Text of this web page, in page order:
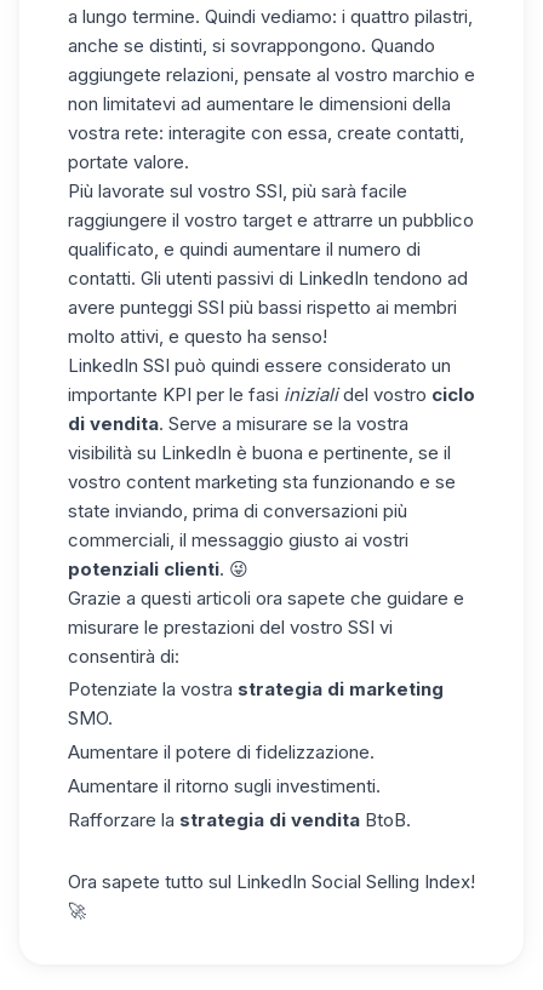
a lungo termine. Quindi vediamo: i quattro pilastri,
anche se distinti, si sovrappongono. Quando
aggiungete relazioni, pensate al vostro marchio e
non limitatevi ad aumentare le dimensioni della
vostra rete: interagite con essa, create contatti,
portate valore.
Più lavorate sul vostro SSI, più sarà facile
raggiungere il vostro target e attrarre un pubblico
qualificato, e quindi aumentare il numero di
contatti. Gli utenti passivi di LinkedIn tendono ad
avere punteggi SSI più bassi rispetto ai membri
molto attivi, e questo ha senso!
LinkedIn SSI può quindi essere considerato un
importante KPI per le fasi inizialidel vostro ciclo
di vendita. Serve a misurare se la vostra
visibilità su LinkedIn è buona e pertinente, se il
vostro content marketing sta funzionando e se
state inviando, prima di conversazioni più
commerciali, il messaggio giusto ai vostri
potenziali clienti. 😜
Grazie a questi articoli ora sapete che guidare e
misurare le prestazioni del vostro SSI vi
consentirà di:
Potenziate la vostra strategia di marketing
SMO.
Aumentare il potere di fidelizzazione.
Aumentare il ritorno sugli investimenti.
Rafforzare la strategia di vendita BtoB.
Ora sapete tutto sul LinkedIn Social Selling Index!
🚀